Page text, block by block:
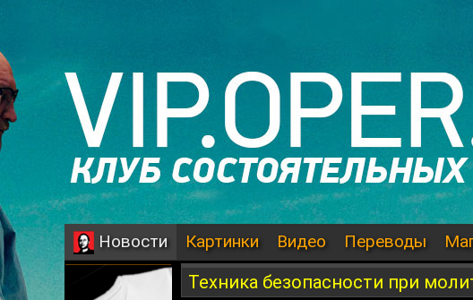
Новости Картинки Видео Переводы
Техника безопасности при